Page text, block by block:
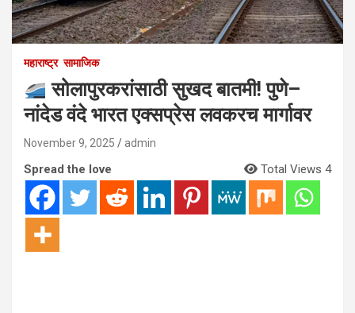
महाराष्ट्र सामाजिक
सोलापुरकरांसाठी सुखद बातमी! पुणे–
नांदेड वंदे भारत एक्सप्रेस लवकरच मार्गावर
November 9, 2025 admin
Total Views 4
Spread the love